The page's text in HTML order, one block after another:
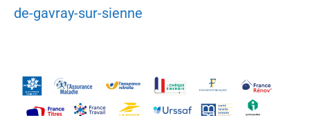
de-gavray-sur-sienne